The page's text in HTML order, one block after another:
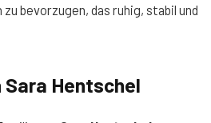
bevorzugen, das ruhig, stabil und
Hentschel